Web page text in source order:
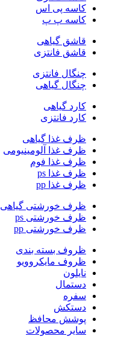
کاسه پی اس
کاسه پ پ
قاشق گیاهی
قاشق فانتزی
چنگال فانتزی
چنگال گیاهی
کارد گیاهی
کارد فانتزی
ظرف غذا گیاهی
ظرف غذا آلومینیومی
ظرف غذا فوم
ظرف غذا ps
ظرف غذا pp
ظرف خورشتی گیاهی
ظرف خورشتی ps
ظرف خورشتی pp
ظروف بسته بندی
ظروف مایکروویو
نایلون
دستمال
سفره
دستکش
پوشش محافظ
سایر محصولات